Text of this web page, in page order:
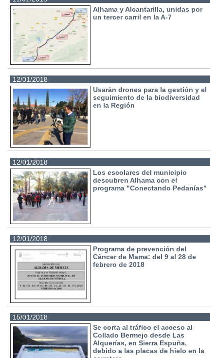
Alhama y Alcantarilla, unidas por
un tercer carril en la A-7
12/01/2018
Usarán drones para la gestión y el
seguimiento de la biodiversidad
en la Región
12/01/2018
Los escolares del municipio
descubren Alhama con el
programa "Conectando Pedanías"
12/01/2018
Programa de prevención del
Cáncer de Mama: del 9 al 28 de
febrero de 2018
15/01/2018
Se corta al tráfico el acceso al
Collado Bermejo desde Las
Alquerías, en Sierra Espuña,
debido a las placas de hielo en la